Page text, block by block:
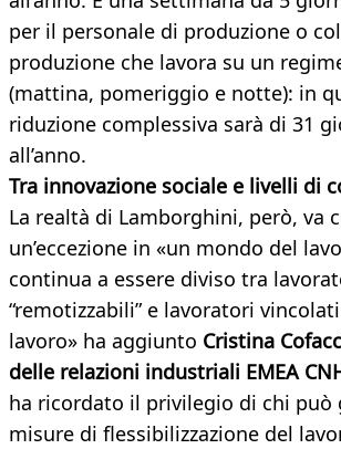
per il personale di produzione o
produzione che lavora su un
(mattina, pomeriggio e notte): in
riduzione complessiva sarà di 31
all’anno.
Tra innovazione sociale e livelli di
La realtà di Lamborghini, però, va
un’eccezione in «un mondo del
continua a essere diviso tra
“remotizzabili” e lavoratori
lavoro» ha aggiunto Cristina
delle relazioni industriali EMEA
ha ricordato il privilegio di chi può
misure di flessibilizzazione del